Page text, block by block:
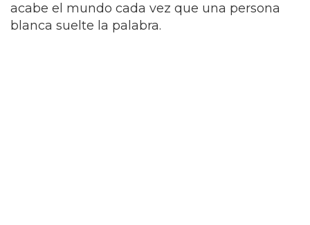
acabe el mundo cada vez que una persona
blanca suelte la palabra.